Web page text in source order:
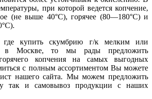
при которой ведется копчение,
(не выше 40°С), горячее (80—180°С) и
купить скумбрию г/к мелким или
в Москве, то мы рады предложить
копчения на самых выгодных
с полным ассортиментом Вы можете
нашего сайта. Мы можем предложить
так и самовывоз продукции с наших